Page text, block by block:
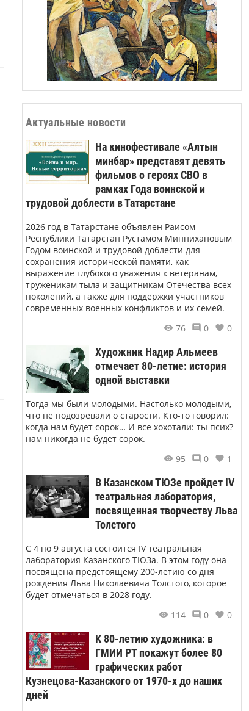
Актуальные новости
На кинофестивале «Алтын
минбар» представят девять
фильмов о героях СВО в
рамках Года воинской и
трудовой доблести в Татарстане
2026 год в Татарстане объявлен Раисом
Республики Татарстан Рустамом Миннихановым
Годом воинской и трудовой доблести для
сохранения исторической памяти, как
выражение глубокого уважения к ветеранам,
труженикам тыла и защитникам Отечества всех
поколений, а также для поддержки участников
современных военных конфликтов и их семей.
76
0 0
Художник Надир Альмеев
отмечает 80-летие: история
одной выставки
Тогда мы были молодыми. Настолько молодыми,
что не подозревали о старости. Кто-то говорил:
когда нам будет сорок… И все хохотали: ты псих?
нам никогда не будет сорок.
95
0 1
В Казанском ТЮЗе пройдет IV
театральная лаборатория,
посвященная творчеству Льва
Толстого
С 4 по 9 августа состоится IV театральная
лаборатория Казанского ТЮЗа. В этом году она
посвящена предстоящему 200-летию со дня
рождения Льва Николаевича Толстого, которое
будет отмечаться в 2028 году.
114
0 0
К 80-летию художника: в
ГМИИ РТ покажут более 80
графических работ
Кузнецова-Казанского от 1970-х до наших
дней